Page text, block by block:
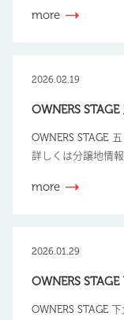
more
2026.02.19
OWNERS
OWNERS STAGE
詳しくは分譲地情報
more
2026.01.29
OWNERS
OWNERS STAGE